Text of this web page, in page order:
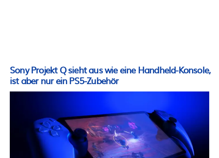
Sony Projekt Q sieht aus wie eine Handheld-Konsole,
ist aber nur ein PS5-Zubehör